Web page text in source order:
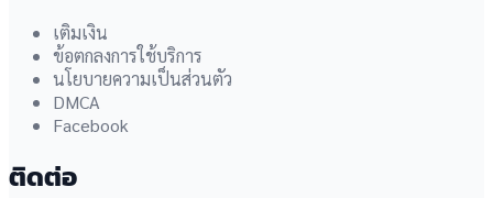
เติมเงิน
ข้อตกลงการใช้บริการ
นโยบายความเป็นส่วนตัว
DMCA
Facebook
ติดต่อ